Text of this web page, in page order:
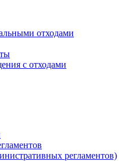
отходами
с отходами
регламентов)